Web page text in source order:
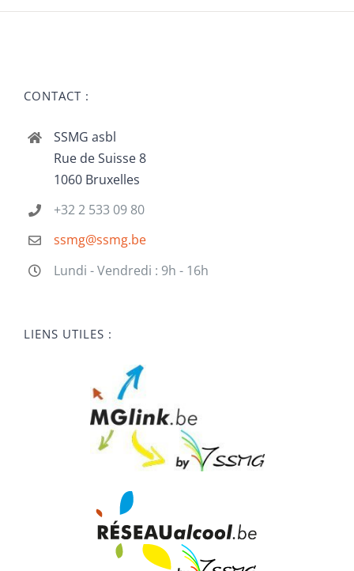
CONTACT :
SSMG asbl
Rue de Suisse 8
1060 Bruxelles
+32 2 533 09 80
ssmg@ssmg.be
Lundi - Vendredi : 9h - 16h
LIENS UTILES :